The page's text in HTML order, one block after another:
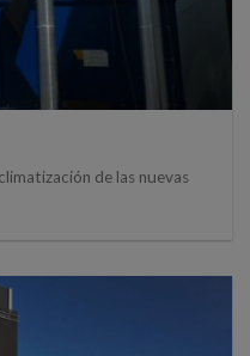
de las nuevas